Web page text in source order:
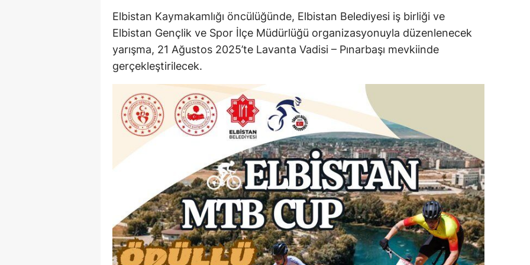
Elbistan Kaymakamlığı öncülüğünde, Elbistan Belediyesi iş birliği ve
Elbistan Gençlik ve Spor İlçe Müdürlüğü organizasyonuyla düzenlenecek
yarışma, 21 Ağustos 2025’te Lavanta Vadisi – Pınarbaşı mevkiinde
gerçekleştirilecek.